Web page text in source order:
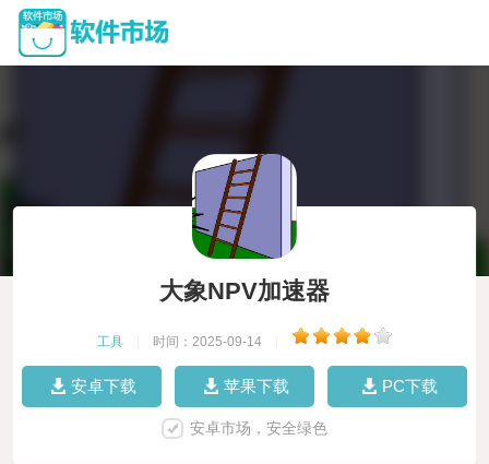
大象NPV加速器
工具 时间：2025-09-14
安卓下载 苹果下载 PC下载
安卓市场，安全绿色